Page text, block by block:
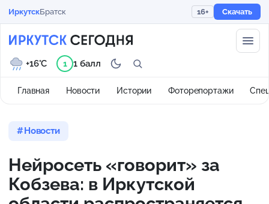
ИркутскБратск 16+ Скачать
Главная Новости Истории Фоторепортажи
+16°C 1 1 балл
Новости
Нейросеть «говорит» за
Кобзева: в Иркутской